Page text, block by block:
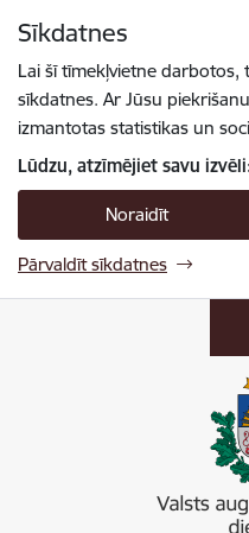
Sīkdatnes
Lai šī tīmekļvietne darbotos,
sīkdatnes. Ar Jūsu
izmantotas statistikas un
Lūdzu, atzīmējiet savu
Noraidīt
Pārvaldīt sīkdatnes